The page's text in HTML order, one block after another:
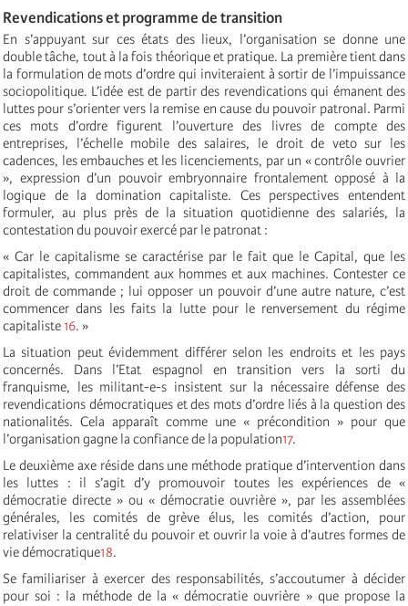
Revendications et programme de transition
En s’appuyant sur ces états des lieux, l’organisation se donne une
double tâche, tout à la fois théorique et pratique. La première tient dans
la formulation de mots d’ordre qui inviteraient à sortir de l’impuissance
sociopolitique. L’idée est de partir des revendications qui émanent des
luttes pour s’orienter vers la remise en cause du pouvoir patronal. Parmi
ces mots d’ordre figurent l’ouverture des livres de compte des
entreprises, l’échelle mobile des salaires, le droit de veto sur les
cadences, les embauches et les licenciements, par un « contrôle ouvrier
», expression d’un pouvoir embryonnaire frontalement opposé à la
logique de la domination capitaliste. Ces perspectives entendent
formuler, au plus près de la situation quotidienne des salariés, la
contestation du pouvoir exercé par le patronat :
« Car le capitalisme se caractérise par le fait que le Capital, que les
capitalistes, commandent aux hommes et aux machines. Contester ce
droit de commande ; lui opposer un pouvoir d’une autre nature, c’est
commencer dans les faits la lutte pour le renversement du régime
capitaliste16. »
La situation peut évidemment différer selon les endroits et les pays
concernés. Dans l’Etat espagnol en transition vers la sorti du
franquisme, les militant-e-s insistent sur la nécessaire défense des
revendications démocratiques et des mots d’ordre liés à la question des
nationalités. Cela apparaît comme une « précondition » pour que
l’organisation gagne la confiance de la population17.
Le deuxième axe réside dans une méthode pratique d’intervention dans
les luttes : il s’agit d’y promouvoir toutes les expériences de «
démocratie directe » ou « démocratie ouvrière », par les assemblées
générales, les comités de grève élus, les comités d’action, pour
relativiser la centralité du pouvoir et ouvrir la voie à d’autres formes de
vie démocratique18.
Se familiariser à exercer des responsabilités, s’accoutumer à décider
pour soi : la méthode de la « démocratie ouvrière » que propose la